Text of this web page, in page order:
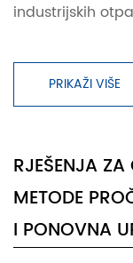
industrijskih
PRIKAŽI VIŠE
RJEŠENJA
METODE
I PONOVNA